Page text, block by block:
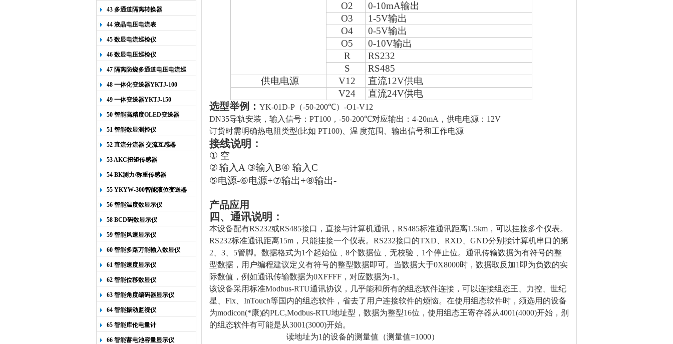
43 多通道隔离转换器
44 液晶电压电流表
45 数显电流巡检仪
46 数显电压巡检仪
47 隔离防烧多通道电压电流巡
检仪
48 一体化变送器YKTJ-100
49 一体变送器YKTJ-150
50 智能高精度OLED变送器
YK-218
51 智能数显测控仪
52 直流分流器 交流互感器
53 AKC扭矩传感器
54 BK测力/称重传感器
55 YKYW-300智能液位变送器
56 智能温度数显示仪
58 BCD码数显示仪
59 智能风速显示仪
60 智能多路万能输入数显仪
61 智能速度显示仪
62 智能位移数显仪
63 智能角度编码器显示仪
64 智能振动监视仪
65 智能库伦电量计
66 智能蓄电池容量显示仪
O2
0-10mA输出
O3
1-5V输出
O4
0-5V输出
O5
0-10V输出
R
RS232
S
RS485
供电电源
V12 直流12V供电
V24
直流24V供电
选型举例： YK-01D-P （-50-200℃） -O1-V12
DN35导轨安装，输入信号： PT100 ， -50-200℃对应输出： 4-20mA ，供电电源： 12V
订货时需明确热电阻类型(比如 PT100) 、温 度范围、输出信号和工作电源
接线说明：
① 空
②输入A ③输入B④ 输入C
⑤电源-⑥电源+⑦输出+⑧输出-
产品应用
四、通讯说明：
本设备配有RS232或RS485接口，直接与计算机通讯， RS485标准通讯距离1 .5km，可以挂接多个仪表。
RS232标准通讯距离15m，只能挂接一个仪表。 RS232接口的TXD、RXD、GND分别接计算机串口的第
2、3、5管脚。数据格式为1个起始位﹑8个数据位﹑无校验
1个停止位。通讯传输数据为有符号的整
型数据，用户编程建议定义有符号的整型数据即可。当数据大于0X8000时，数据取反加1即为负数的实
际数值，例如通讯传输数据为0XFFFF，对应数据为-1。
该设备采用标准Modbus-RTU通讯协议，几乎能和所有的组态软件连接，可以连接组态王、力控、世纪
星、Fix、 InTouch等国内的组态软件，省去了用户连接软件的烦恼。在使用组态软件时，须选用的设备
为modicon(*康)的PLC,Modbus-RTU地址型，数据为整型16位，使用组态王寄存器从4001(4000)开始，别
的组态软件有可能是从3001(3000)开始。
读地址为1的设备的测量值（测量值=1000）